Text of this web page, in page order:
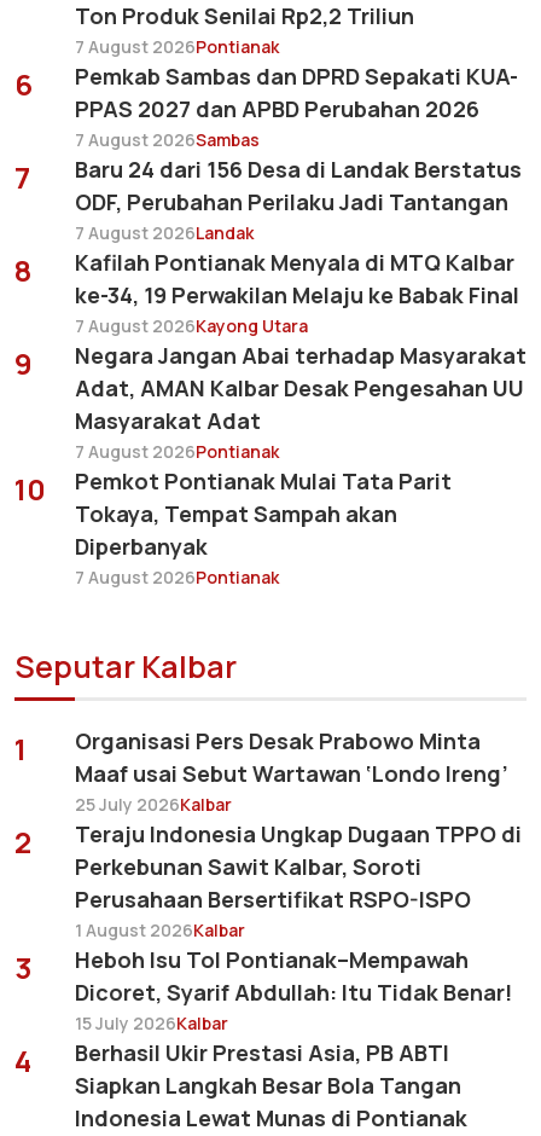
Ton Produk Senilai Rp2,2 Triliun
7 August 2026Pontianak
6
Pemkab Sambas dan DPRD Sepakati KUA-
PPAS 2027 dan APBD Perubahan 2026
7 August 2026Sambas
7
Baru 24 dari 156 Desa di Landak Berstatus
ODF, Perubahan Perilaku Jadi Tantangan
7 August 2026Landak
8
Kafilah Pontianak Menyala di MTQ Kalbar
ke-34, 19 Perwakilan Melaju ke Babak Final
7 August 2026Kayong Utara
9
Negara Jangan Abai terhadap Masyarakat
Adat, AMAN Kalbar Desak Pengesahan UU
Masyarakat Adat
7 August 2026Pontianak
10
Pemkot Pontianak Mulai Tata Parit
Tokaya, Tempat Sampah akan
Diperbanyak
7 August 2026Pontianak
Seputar Kalbar
1
Organisasi Pers Desak Prabowo Minta
Maaf usai Sebut Wartawan ‘Londo Ireng’
25 July 2026Kalbar
2
Teraju Indonesia Ungkap Dugaan TPPO di
Perkebunan Sawit Kalbar, Soroti
Perusahaan Bersertifikat RSPO-ISPO
1 August 2026Kalbar
3
Heboh Isu Tol Pontianak–Mempawah
Dicoret, Syarif Abdullah: Itu Tidak Benar!
15 July 2026Kalbar
4
Berhasil Ukir Prestasi Asia, PB ABTI
Siapkan Langkah Besar Bola Tangan
Indonesia Lewat Munas di Pontianak